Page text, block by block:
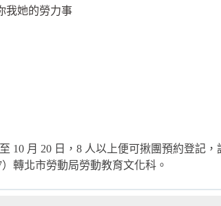
我她的勞力事
10 月 20 日，8 人以上便可揪團預約登記，
轉北市勞動局勞動教育文化科。